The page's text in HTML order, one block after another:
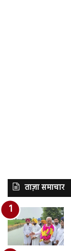
ताज़ा समाचार